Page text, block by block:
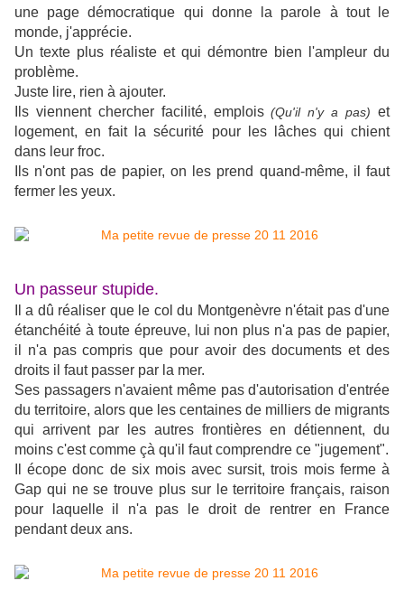
une page démocratique qui donne la parole à tout le
monde, j'apprécie.
Un texte plus réaliste et qui démontre bien l'ampleur du
problème.
Juste lire, rien à ajouter.
Ils viennent chercher facilité, emplois(Qu'il n'y a pas) et
logement, en fait la sécurité pour les lâches qui chient
dans leur froc.
Ils n'ont pas de papier, on les prend quand-même, il faut
fermer les yeux.
Un passeur stupide.
Il a dû réaliser que le col du Montgenèvre n'était pas d'une
étanchéité à toute épreuve, lui non plus n'a pas de papier,
il n'a pas compris que pour avoir des documents et des
droits il faut passer par la mer.
Ses passagers n'avaient même pas d'autorisation d'entrée
du territoire, alors que les centaines de milliers de migrants
qui arrivent par les autres frontières en détiennent, du
moins c'est comme çà qu'il faut comprendre ce "jugement".
Il écope donc de six mois avec sursit, trois mois ferme à
Gap qui ne se trouve plus sur le territoire français, raison
pour laquelle il n'a pas le droit de rentrer en France
pendant deux ans.